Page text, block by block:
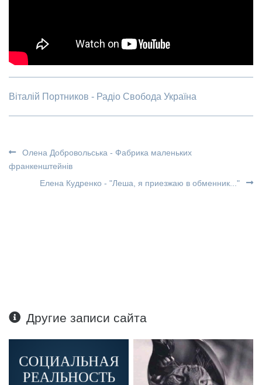
Віталій Портников - Радіо Свобода Україна
Олена Добровольська - Фабрика маленьких
франкенштейнів
Елена Кудренко - "Леша, я приезжаю в обменник..."
Другие записи сайта